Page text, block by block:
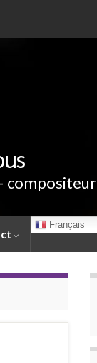
compositeur
Français